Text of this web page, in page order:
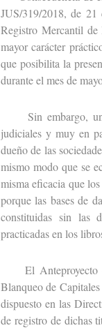
JUS/319/2018, de
Registro Mercantil de
mayor carácter
que posibilita la
durante el mes de
Sin embargo, una
judiciales y muy en
dueño de las
mismo modo que se
misma eficacia que
porque las bases de
constituidas sin las
practicadas en los
El Anteproyecto
Blanqueo de
dispuesto en las
de registro de dichas